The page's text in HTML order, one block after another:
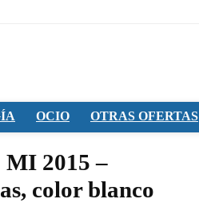
OCIO OTRAS OFERTAS
MI 2015 –
color blanco